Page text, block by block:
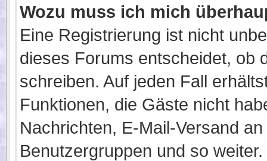
Wozu muss ich mich
Eine Registrierung ist nicht
dieses Forums entscheidet, ob
schreiben. Auf jeden Fall
Funktionen, die Gäste nicht
Nachrichten, E-Mail-Versand
Benutzergruppen und so